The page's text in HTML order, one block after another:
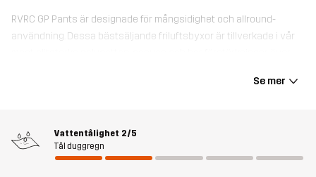
RVRC GP Pants är designade för mångsidighet och allround-
användning. Dessa bästsäljande friluftsbyxor är tillverkade i vår
fickor för säker förvaring, fickor för knäskydd och justerbara
maximal rörelsefrihet och bekvämlighet. Oavsett om du arbetar i
trädgården, utforskar naturen eller fixar i garaget, är dessa byxor
Se mer
Vattentålighet 2/5
Tål duggregn